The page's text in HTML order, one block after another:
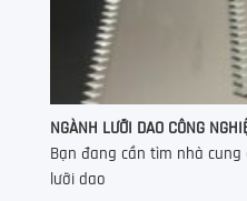
NGÀNH LƯỠI DAO CÔNG
Bạn đang cần tìm nhà
lưỡi dao